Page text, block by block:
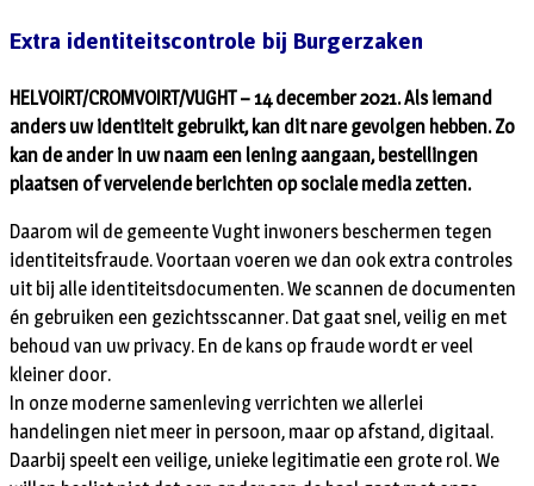
Extra identiteitscontrole bij Burgerzaken
HELVOIRT/CROMVOIRT/VUGHT – 14 december 2021. Als iemand
anders uw identiteit gebruikt, kan dit nare gevolgen hebben. Zo
kan de ander in uw naam een lening aangaan, bestellingen
plaatsen of vervelende berichten op sociale media zetten.
Daarom wil de gemeente Vught inwoners beschermen tegen
identiteitsfraude. Voortaan voeren we dan ook extra controles
uit bij alle identiteitsdocumenten. We scannen de documenten
én gebruiken een gezichtsscanner. Dat gaat snel, veilig en met
behoud van uw privacy. En de kans op fraude wordt er veel
kleiner door.
In onze moderne samenleving verrichten we allerlei
handelingen niet meer in persoon, maar op afstand, digitaal.
Daarbij speelt een veilige, unieke legitimatie een grote rol. We